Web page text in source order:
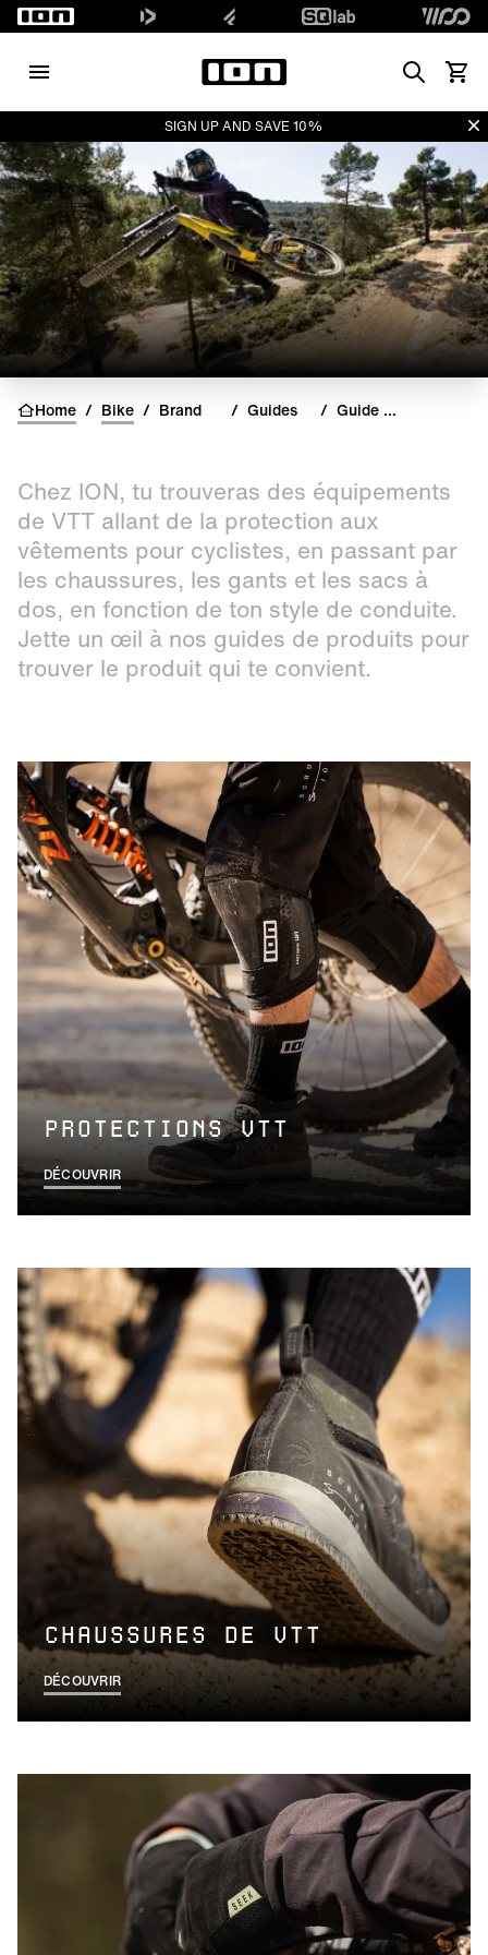
Search
Voir
SIGN UP AND SAVE 10%
Home / Bike / Brand / Guides / Guide Produit
Chez ION, tu trouveras des équipements
de VTT allant de la protection aux
vêtements pour cyclistes, en passant par
les chaussures, les gants et les sacs à
dos, en fonction de ton style de conduite.
Jette un œil à nos guides de produits pour
trouver le produit qui te convient.
PROTECTIONS VTT
DÉCOUVRIR
CHAUSSURES DE VTT
DÉCOUVRIR